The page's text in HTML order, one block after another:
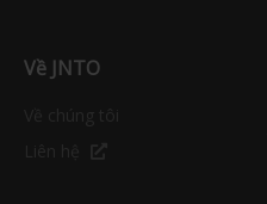
Về JNTO